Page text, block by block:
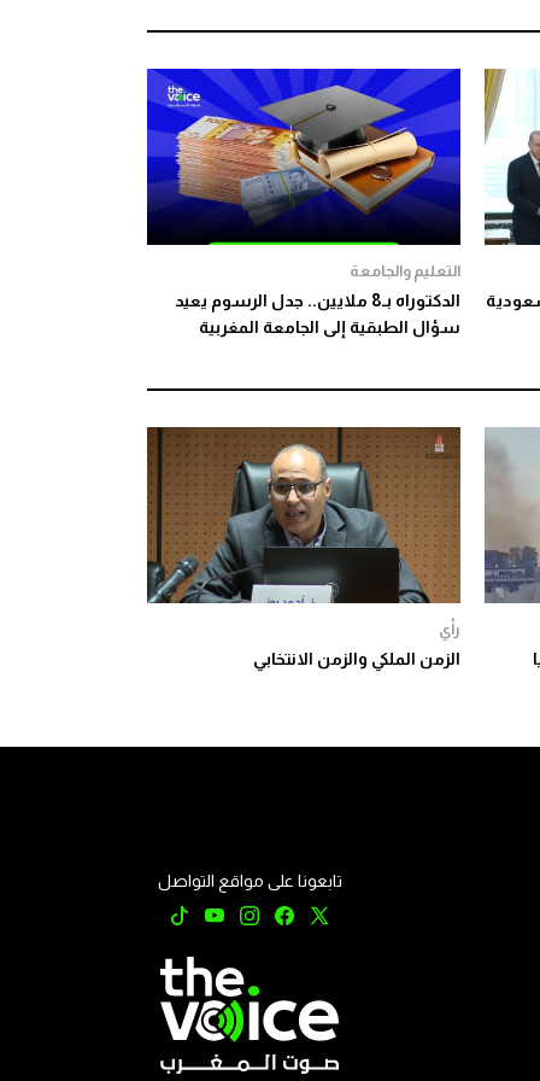
التعليم والجامعة
الدكتوراه بـ8 ملايين.. جدل الرسوم يعيد
سؤال الطبقية إلى الجامعة المغربية
رأي
الزمن الملكي والزمن الانتخابي
تابعونا على مواقع التواصل